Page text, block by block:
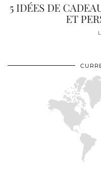
5 IDÉES DE
ET